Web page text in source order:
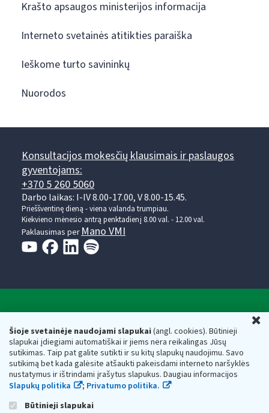
Šioje svetainėje naudojami slapukai(angl. cookies). Būtinieji
slapukai įdiegiami automatiškai ir jiems nėra reikalingas Jūsų
sutikimas. Taip pat galite sutikti ir su kitų slapukų naudojimu. Savo
sutikimą bet kada galėsite atšaukti pakeisdami interneto naršyklės
nustatymus ir ištrindami įrašytus slapukus. Daugiau informacijos
Slapukų politika
; Privatumo politika.
Būtinieji slapukai
Krašto apsaugos ministerijos informacija
Interneto svetainės atitikties paraiška
Ieškome turto savininkų
Nuorodos
Konsultacijos mokesčių klausimais ir paslaugos
gyventojams:
+370 5 260 5060
Darbo laikas: I-IV 8.00-17.00, V 8.00-15.45.
Prieššventinę dieną - viena valanda trumpiau.
Kiekvieno mėnesio antrą penktadienį 8.00 val. - 12.00 val.
Paklausimas per Mano VMI
Respublikos finansų ministerijos
Biudžetinė įstaiga. Juridinio asmens kodas — 188659752,
adresas: Vasario 16-osios g. 14, 01107 Vilnius, Lietuva, el.paštas:
vmi@vmi.lt, E. pristatymo dėžutės adresas 188659752
Duomenys apie Valstybinę mokesčių inspekciją prie Lietuvos
Respublikos finansų ministerijos kaupiami ir saugomi Juridinių